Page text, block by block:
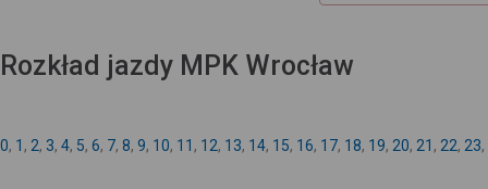
Rozkład jazdy MPK Wrocław
0, 1 , 2, 3, 4, 5, 6, 7, 8, 9, 10, 11 , 12, 13, 14, 15, 16, 17, 18, 19, 20, 21 , 22, 23,